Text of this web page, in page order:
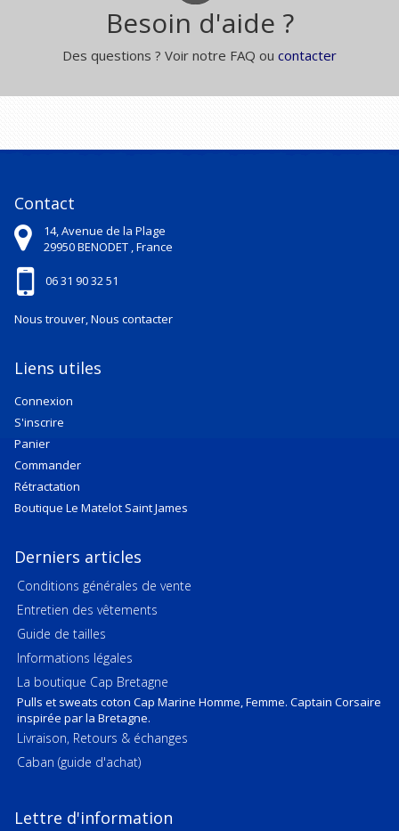
Besoin d'aide ?
Des questions ? Voir notre FAQ ou contacter
Contact
14, Avenue de la Plage
29950BENODET , France
06 31 90 32 51
Nous trouver, Nous contacter
Liens utiles
Connexion
S'inscrire
Panier
Commander
Rétractation
Boutique Le Matelot Saint James
Derniers articles
Conditions générales de vente
Entretien des vêtements
Guide de tailles
Informations légales
La boutique Cap Bretagne
Pulls et sweats coton Cap Marine Homme, Femme. Captain Corsaire
inspirée par la Bretagne.
Livraison, Retours & échanges
Caban (guide d'achat)
Lettre d'information